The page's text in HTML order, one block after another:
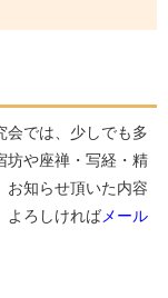
会では、少しでも多
坊や座禅・写経・精
お知らせ頂いた内容
よろしければメール